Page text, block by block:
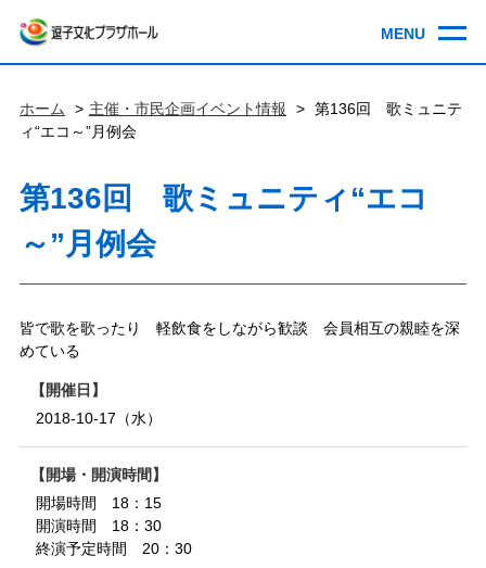
ホーム 主催・市民企画イベント情報
第136回 歌ミュニテ
ィ“エコ～”月例会
第136回 歌ミュニティ“エコ
～”月例会
皆で歌を歌ったり 軽飲食をしながら歓談 会員相互の親睦を深
めている
開催日
2018-10-17（水）
開場・開演時間
開場時間 18：15
開演時間 18：30
終演予定時間 20：30